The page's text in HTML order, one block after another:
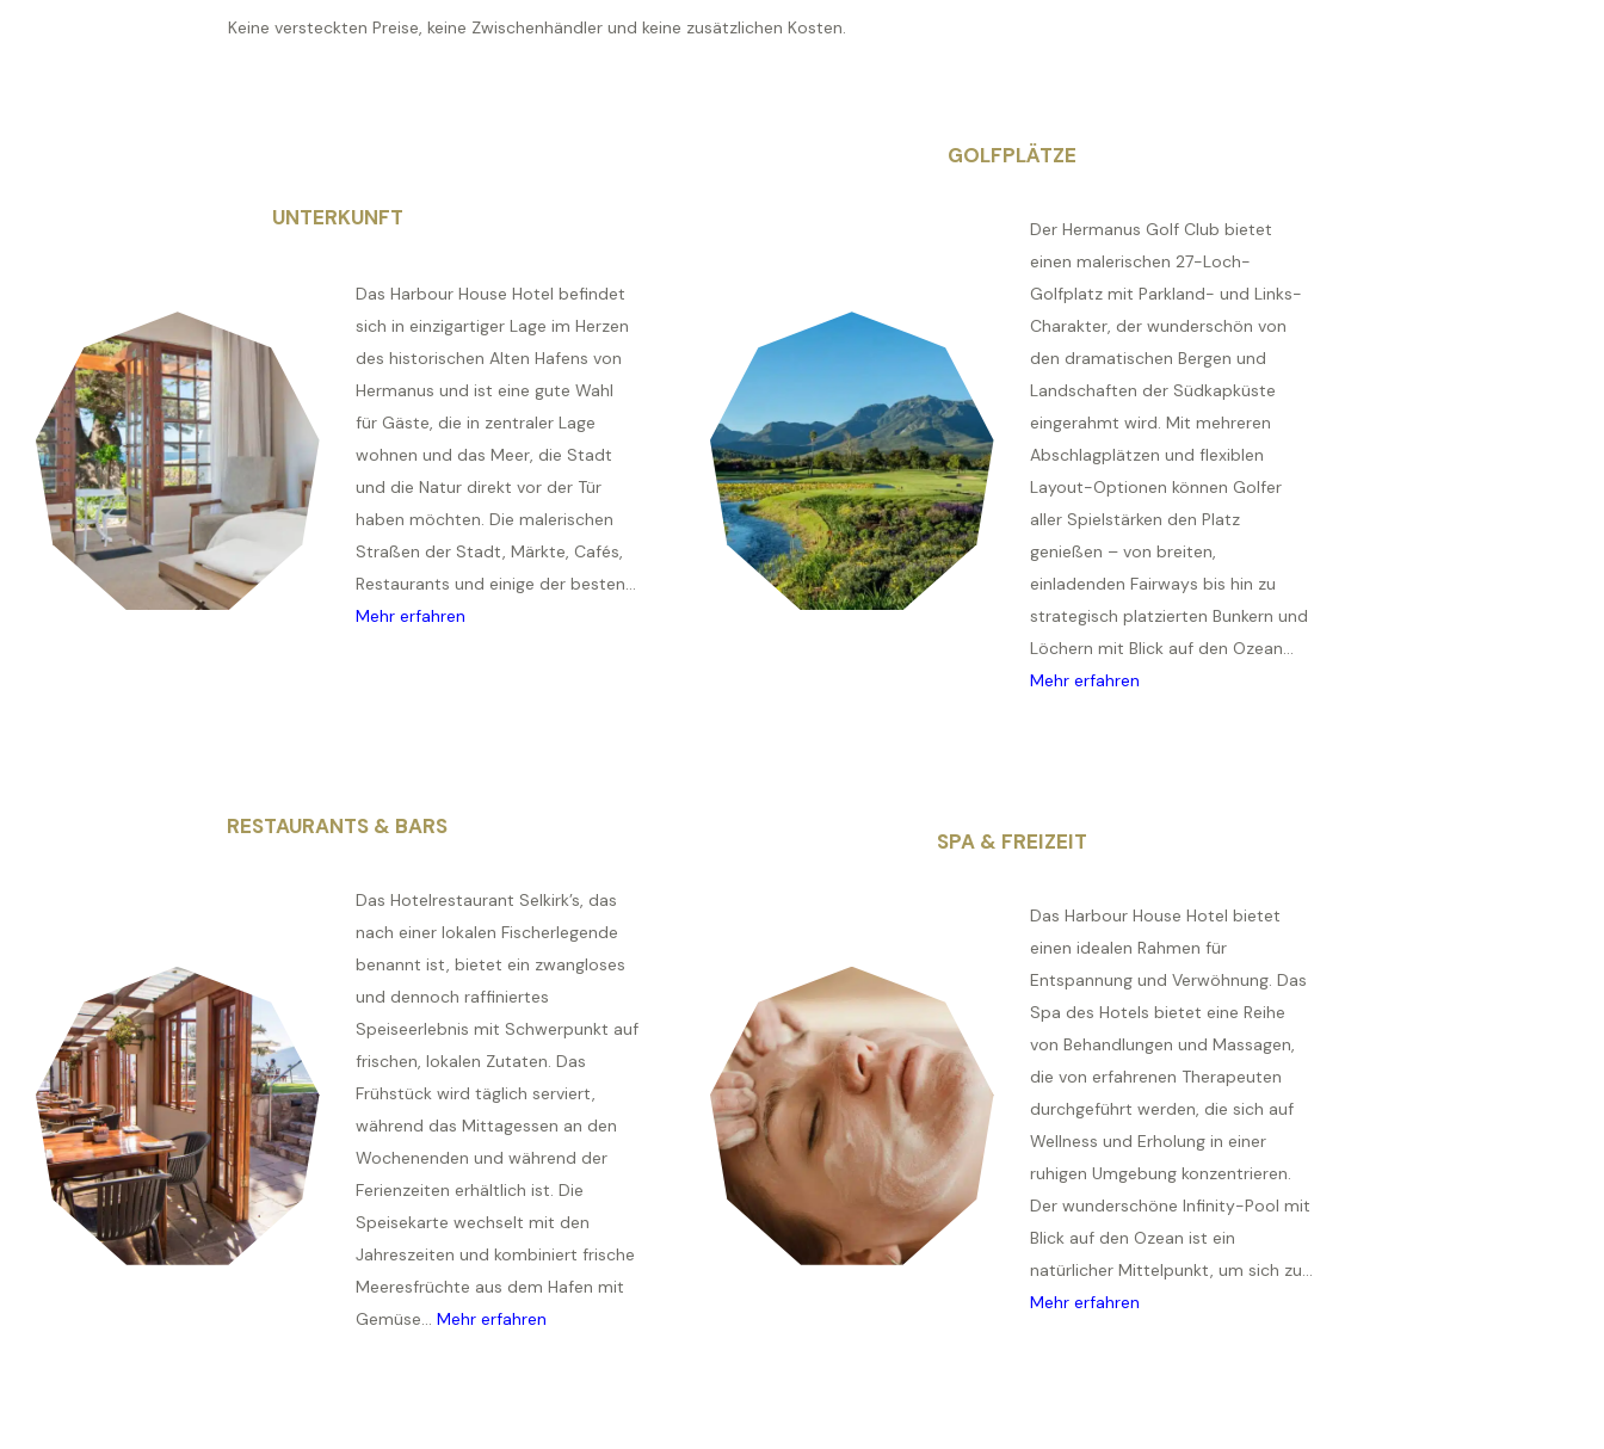
Keine versteckten Preise, keine Zwischenhändler und keine zusätzlichen Kosten.
UNTERKUNFT
Das Harbour House Hotel befindet
sich in einzigartiger Lage im Herzen
des historischen Alten Hafens von
Hermanus und ist eine gute Wahl
für Gäste, die in zentraler Lage
wohnen und das Meer, die Stadt
und die Natur direkt vor der Tür
haben möchten. Die malerischen
Straßen der Stadt, Märkte, Cafés,
Restaurants und einige der besten...
Mehr erfahren
GOLFPLÄTZE
Der Hermanus Golf Club bietet
einen malerischen 27-Loch-
Golfplatz mit Parkland- und Links-
Charakter, der wunderschön von
den dramatischen Bergen und
Landschaften der Südkapküste
eingerahmt wird. Mit mehreren
Abschlagplätzen und flexiblen
Layout-Optionen können Golfer
aller Spielstärken den Platz
genießen – von breiten,
einladenden Fairways bis hin zu
strategisch platzierten Bunkern und
Löchern mit Blick auf den Ozean...
Mehr erfahren
RESTAURANTS & BARS
Das Hotelrestaurant Selkirk’s, das
nach einer lokalen Fischerlegende
benannt ist, bietet ein zwangloses
und dennoch raffiniertes
Speiseerlebnis mit Schwerpunkt auf
frischen, lokalen Zutaten. Das
Frühstück wird täglich serviert,
während das Mittagessen an den
Wochenenden und während der
Ferienzeiten erhältlich ist. Die
Speisekarte wechselt mit den
Jahreszeiten und kombiniert frische
Meeresfrüchte aus dem Hafen mit
Gemüse... Mehr erfahren
SPA & FREIZEIT
Das Harbour House Hotel bietet
einen idealen Rahmen für
Entspannung und Verwöhnung. Das
Spa des Hotels bietet eine Reihe
von Behandlungen und Massagen,
die von erfahrenen Therapeuten
durchgeführt werden, die sich auf
Wellness und Erholung in einer
ruhigen Umgebung konzentrieren.
Der wunderschöne Infinity-Pool mit
Blick auf den Ozean ist ein
natürlicher Mittelpunkt, um sich zu...
Mehr erfahren